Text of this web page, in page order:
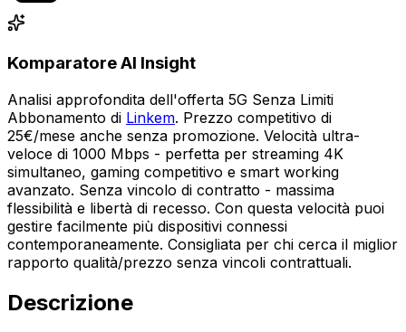
Komparatore AI Insight
Analisi approfondita dell'offerta 5G Senza Limiti
Abbonamento di Linkem. Prezzo competitivo di
25€/mese anche senza promozione. Velocità ultra-
veloce di 1000 Mbps - perfetta per streaming 4K
simultaneo, gaming competitivo e smart working
avanzato. Senza vincolo di contratto - massima
flessibilità e libertà di recesso. Con questa velocità puoi
gestire facilmente più dispositivi connessi
contemporaneamente. Consigliata per chi cerca il miglior
rapporto qualità/prezzo senza vincoli contrattuali.
Descrizione